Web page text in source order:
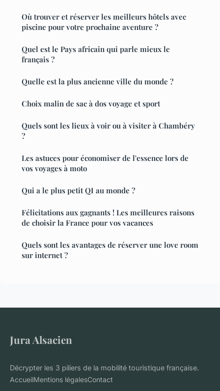
Où trouver et réserver les meilleurs hôtels avec
piscine pour votre prochaine aventure ?
Quel est le Pays africain qui parle mieux le
français ?
Quelle est la plus ancienne ville du monde ?
Choix malin de sac à dos voyage et sport
Quels sont les lieux à voir ou à visiter à Chambéry
?
Les astuces pour économiser de l'essence lors de
vos voyages à moto
Qui a le plus petit QI au monde ?
Félicitations aux gagnants ! Les meilleures raisons
de choisir la France pour vos vacances
Quels sont les avantages de réserver une love room
sur internet ?
Jura Alsacien
Décrypter les 3 piliers de la mobilité touristique française.
AccueilMentions légalesContact